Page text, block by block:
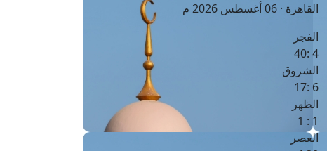
القاهرة · 06 أغسطس 2026 م
الفجر
4 :40
الشروق
6 :17
الظهر
1 : 1
العصر